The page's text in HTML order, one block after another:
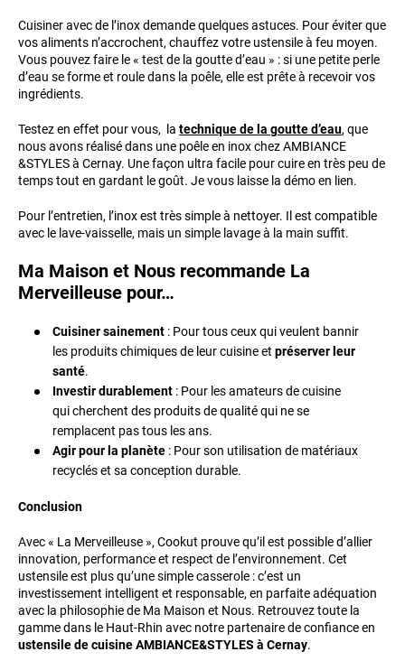
Cuisiner avec de l’inox demande quelques astuces. Pour éviter que
vos aliments n’accrochent, chauffez votre ustensile à feu moyen.
Vous pouvez faire le « test de la goutte d’eau » : si une petite perle
d’eau se forme et roule dans la poêle, elle est prête à recevoir vos
ingrédients.
Testez en effet pour vous, la technique de la goutte d’eau, que
nous avons réalisé dans une poêle en inox chez AMBIANCE
&STYLES à Cernay. Une façon ultra facile pour cuire en très peu de
temps tout en gardant le goût. Je vous laisse la démo en lien.
Pour l’entretien, l’inox est très simple à nettoyer. Il est compatible
avec le lave-vaisselle, mais un simple lavage à la main suffit.
Ma Maison et Nous recommande La
Merveilleuse pour…
Cuisiner sainement : Pour tous ceux qui veulent bannir
les produits chimiques de leur cuisine et préserver leur
santé.
Investir durablement : Pour les amateurs de cuisine
qui cherchent des produits de qualité qui ne se
remplacent pas tous les ans.
Agir pour la planète : Pour son utilisation de matériaux
recyclés et sa conception durable.
Conclusion
Avec « La Merveilleuse », Cookut prouve qu’il est possible d’allier
innovation, performance et respect de l’environnement. Cet
ustensile est plus qu’une simple casserole : c’est un
investissement intelligent et responsable, en parfaite adéquation
avec la philosophie de Ma Maison et Nous. Retrouvez toute la
gamme dans le Haut-Rhin avec notre partenaire de confiance en
ustensile de cuisine AMBIANCE&STYLES à Cernay.